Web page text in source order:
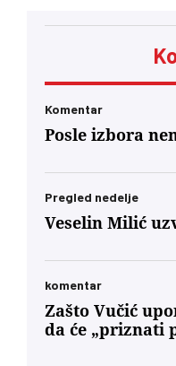
da dolaze
Komentar
Posle izbora
Pregled nedelje
Veselin Milić
komentar
Zašto Vučić
da će „priznati